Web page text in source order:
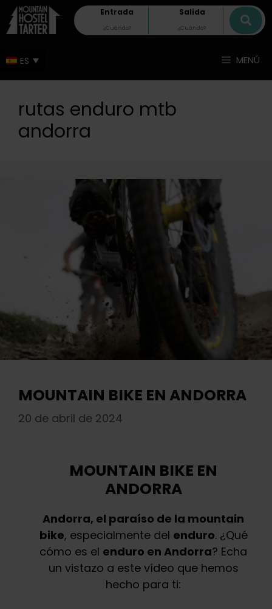
Entrada Salida
MENÚ
rutas enduro mtb
andorra
MOUNTAIN BIKE EN ANDORRA
20 de abril de 2024
MOUNTAIN BIKE EN
ANDORRA
Andorra, el paraíso de la mountain
bike, especialmente del enduro. ¿Qué
cómo es el enduro en Andorra? Echa
un vistazo a este vídeo que hemos
hecho para ti: